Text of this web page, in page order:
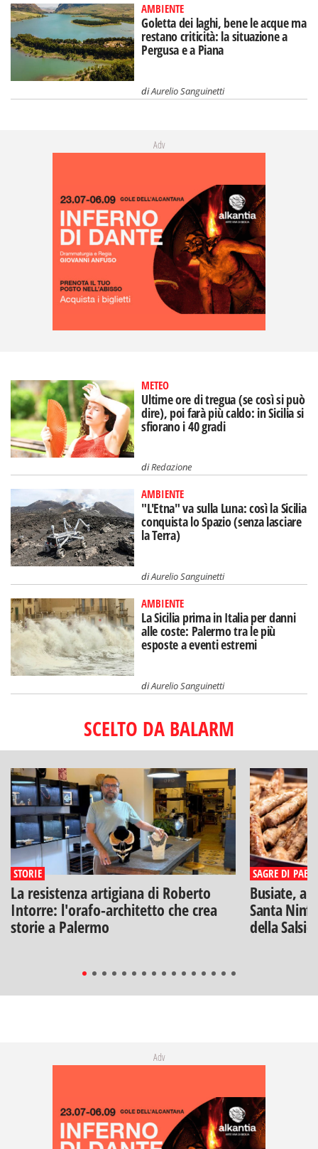
AMBIENTE
Goletta dei laghi, bene le acque ma
restano criticità: la situazione a
Pergusa e a Piana
diAurelio Sanguinetti
Adv
METEO
Ultime ore di tregua (se così si può
dire), poi farà più caldo: in Sicilia si
sfiorano i 40 gradi
diRedazione
AMBIENTE
"L'Etna" va sulla Luna: così la Sicilia
conquista lo Spazio (senza lasciare
la Terra)
diAurelio Sanguinetti
AMBIENTE
La Sicilia prima in Italia per danni
alle coste: Palermo tra le più
esposte a eventi estremi
diAurelio Sanguinetti
SCELTO DA BALARM
STORIE
La resistenza artigiana di Roberto
Intorre: l'orafo-architetto che crea
storie a Palermo
SAGRE DI PAESE
Busiate,
Santa
della
Adv